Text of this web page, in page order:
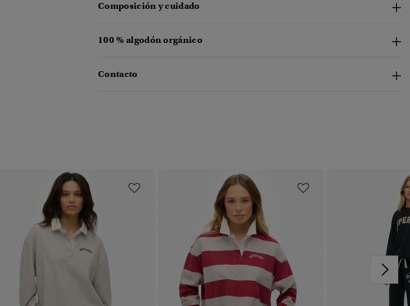
Composición y cuidado
100 % algodón orgánico
Contacto